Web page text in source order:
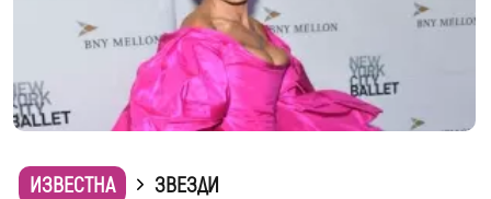
ИЗВЕСТНА ЗВЕЗДИ